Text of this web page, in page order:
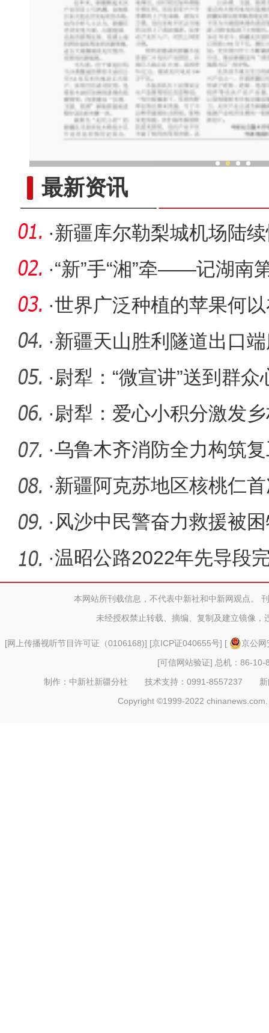
最新资讯
·新疆库尔勒梨城机场陆
·“新”手“湘”牵——记湖南
队
·世界广泛种植的苹果何
无二？
·新疆天山胜利隧道出口
突破80
·尉犁：“微宣讲”送到群众
·尉犁：爱心小积分激发
·乌鲁木齐消防全力构筑
全防线
·新疆阿克苏地区核桃仁
· 风沙中民警奋力救援被
·温昭公路2022年先导段
年3月开
本网站所刊载信息，不代表中新社和中新网观点。
未经授权禁止转载、摘编、复制及建立镜像，
[网上传播视听节目许可证（0106168)] [京ICP证040655号] [
京公
[可信网站验证] 总机：86-10-
制作：中新社新疆分社 技术支持：0991-8557237
Copyright ©1999-2022